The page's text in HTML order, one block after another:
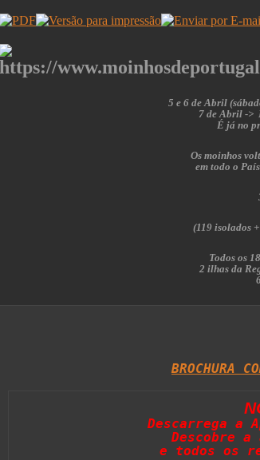
5 e 6 de Abril
7 de Abril ->
É já no
Os moinhos
em todo o
(119 isolados
Todos os
2 ilhas da
BROCHURA
Descarrega a
Descobre a
e todos os